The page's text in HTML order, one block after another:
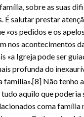
sobre as suas
É salutar prestar
«os pedidos e os
nos acontecimentos
«a Igreja pode ser
profunda do
família».[8] Não tenho
aquilo que poderia
coma família